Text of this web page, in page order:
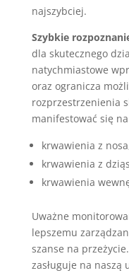
najszybciej.
Szybkie
dla skutecznego
natychmiastowe
oraz ogranicza
rozprzestrzenienia
manifestować się
krwawienia z
krwawienia z
krwawienia
Uważne
lepszemu
szanse na
zasługuje na naszą